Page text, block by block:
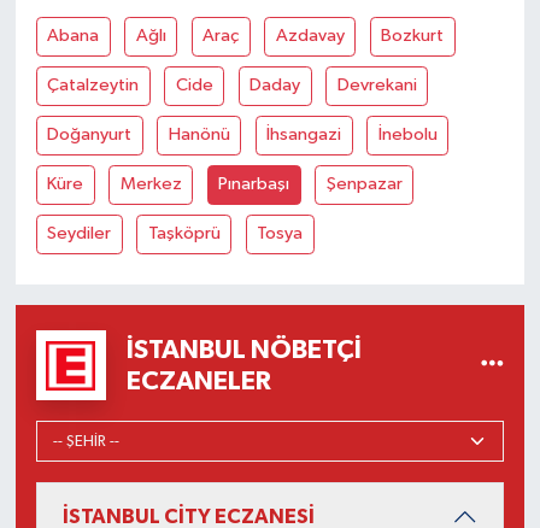
Abana Ağlı Araç Azdavay Bozkurt
Çatalzeytin Cide Daday Devrekani
Doğanyurt Hanönü İhsangazi İnebolu
Küre Merkez Pınarbaşı Şenpazar
Seydiler Taşköprü Tosya
İSTANBUL NÖBETÇI
ECZANELER
İSTANBUL CİTY ECZANESİ